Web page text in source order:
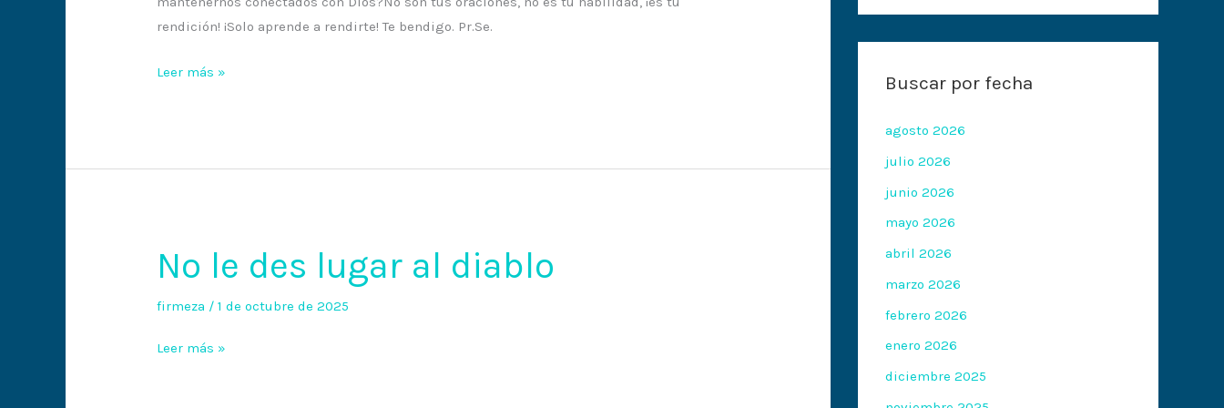
rendición! ¡Solo aprende a rendirte! Te bendigo. Pr.Se.
Leer más »
No le des lugar al diablo
firmeza /1 de octubre de 2025
No
le
des
al
Leer más »
Buscar por fecha
agosto 2026
julio 2026
junio 2026
mayo 2026
abril 2026
marzo 2026
febrero 2026
enero 2026
diciembre 2025